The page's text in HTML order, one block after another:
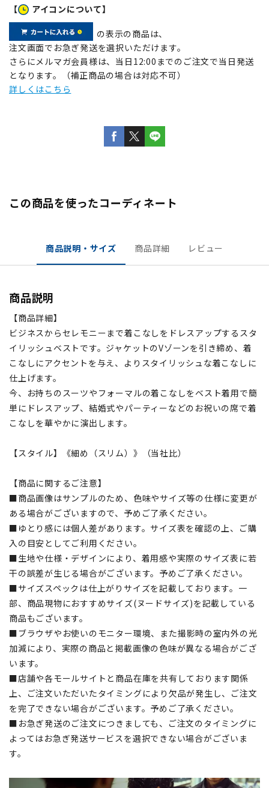
【 アイコンについて】
の表示の商品は、
注文画面でお急ぎ発送を選択いただけます。
さらにメルマガ会員様は、当日12:00までのご注文で当日発送
となります。（補正商品の場合は対応不可）
詳しくはこちら
この商品を使ったコーディネート
商品説明・サイズ 商品詳細 レビュー
商品説明
【商品詳細】
ビジネスからセレモニーまで着こなしをドレスアップするスタ
イリッシュベストです。ジャケットのVゾーンを引き締め、着
こなしにアクセントを与え、よりスタイリッシュな着こなしに
仕上げます。
今、お持ちのスーツやフォーマルの着こなしをベスト着用で簡
単にドレスアップ、結婚式やパーティーなどのお祝いの席で着
こなしを華やかに演出します。
【スタイル】《細め（スリム）》（当社比）
【商品に関するご注意】
■商品画像はサンプルのため、色味やサイズ等の仕様に変更が
ある場合がございますので、予めご了承ください。
■ゆとり感には個人差があります。サイズ表を確認の上、ご購
入の目安としてご利用ください。
■生地や仕様・デザインにより、着用感や実際のサイズ表に若
干の誤差が生じる場合がございます。予めご了承ください。
■サイズスペックは仕上がりサイズを記載しております。一
部、商品現物におすすめサイズ(ヌードサイズ)を記載している
商品もございます。
■ブラウザやお使いのモニター環境、また撮影時の室内外の光
加減により、実際の商品と掲載画像の色味が異なる場合がござ
います。
■店舗や各モールサイトと商品在庫を共有しております関係
上、ご注文いただいたタイミングにより欠品が発生し、ご注文
を完了できない場合がございます。予めご了承ください。
■お急ぎ発送のご注文につきましても、ご注文のタイミングに
よってはお急ぎ発送サービスを選択できない場合がございま
す。